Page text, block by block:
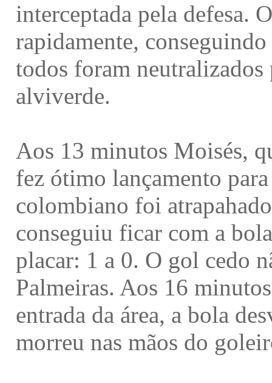
interceptada pela defesa.
rapidamente,
todos foram
alviverde.
Aos 13 minutos Moisés,
fez ótimo lançamento
colombiano foi
conseguiu ficar com a
placar: 1 a 0. O gol cedo
Palmeiras. Aos 16
entrada da área, a bola
morreu nas mãos do